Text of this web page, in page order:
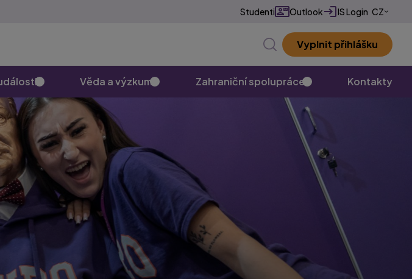
Studenti Outlook IS Login
EN
CZ
Vyplnit přihlášku
Věda a výzkum Zahraniční spolupráce Kontakty